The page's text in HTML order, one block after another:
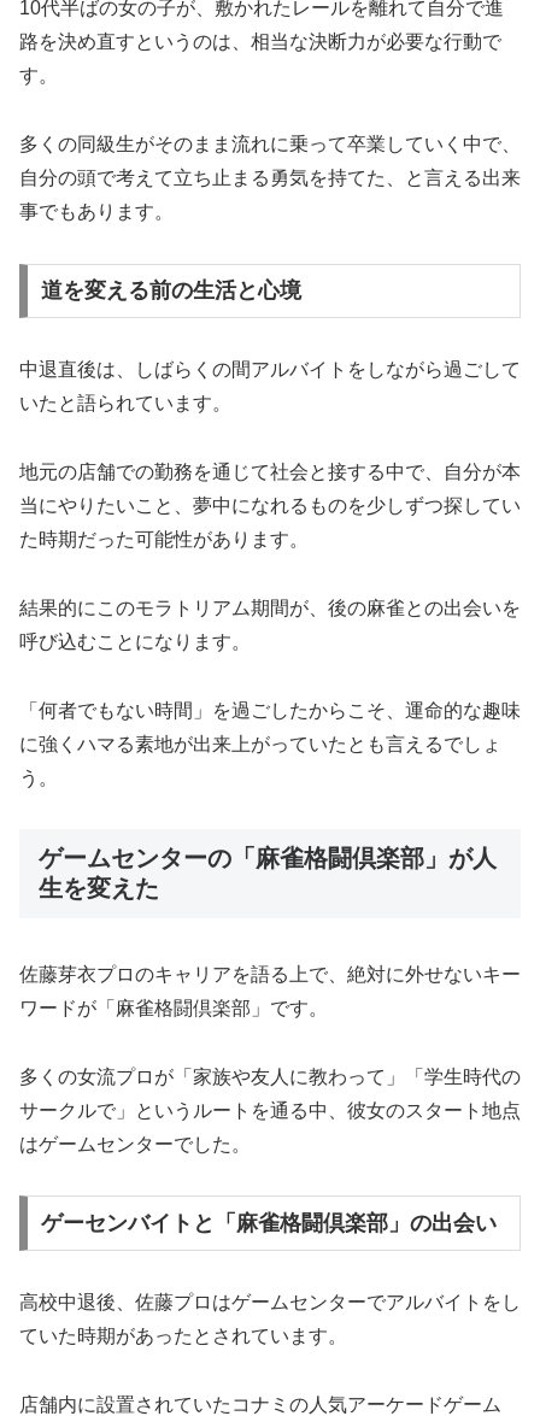
10代半ばの女の子が、敷かれたレールを離れて自分で進
路を決め直すというのは、相当な決断力が必要な行動で
す。
多くの同級生がそのまま流れに乗って卒業していく中で、
自分の頭で考えて立ち止まる勇気を持てた、と言える出来
事でもあります。
道を変える前の生活と心境
中退直後は、しばらくの間アルバイトをしながら過ごして
いたと語られています。
地元の店舗での勤務を通じて社会と接する中で、自分が本
当にやりたいこと、夢中になれるものを少しずつ探してい
た時期だった可能性があります。
結果的にこのモラトリアム期間が、後の麻雀との出会いを
呼び込むことになります。
「何者でもない時間」を過ごしたからこそ、運命的な趣味
に強くハマる素地が出来上がっていたとも言えるでしょ
う。
ゲームセンターの「麻雀格闘倶楽部」が人
生を変えた
佐藤芽衣プロのキャリアを語る上で、絶対に外せないキー
ワードが「麻雀格闘倶楽部」です。
多くの女流プロが「家族や友人に教わって」「学生時代の
サークルで」というルートを通る中、彼女のスタート地点
はゲームセンターでした。
ゲーセンバイトと「麻雀格闘倶楽部」の出会い
高校中退後、佐藤プロはゲームセンターでアルバイトをし
ていた時期があったとされています。
店舗内に設置されていたコナミの人気アーケードゲーム